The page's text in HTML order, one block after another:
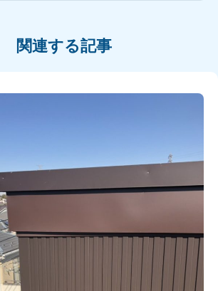
関連する記事